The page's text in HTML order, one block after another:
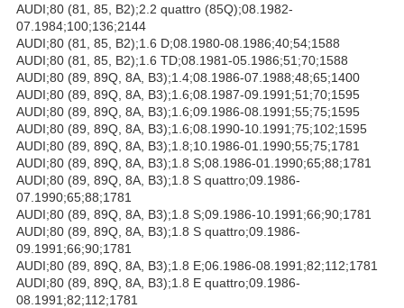
AUDI;80 (81, 85, B2);2.2 quattro (85Q);08.1982-
07.1984;100;136;2144
AUDI;80 (81, 85, B2);1.6 D;08.1980-08.1986;40;54;1588
AUDI;80 (81, 85, B2);1.6 TD;08.1981-05.1986;51;70;1588
AUDI;80 (89, 89Q, 8A, B3);1.4;08.1986-07.1988;48;65;1400
AUDI;80 (89, 89Q, 8A, B3);1.6;08.1987-09.1991;51;70;1595
AUDI;80 (89, 89Q, 8A, B3);1.6;09.1986-08.1991;55;75;1595
AUDI;80 (89, 89Q, 8A, B3);1.6;08.1990-10.1991;75;102;1595
AUDI;80 (89, 89Q, 8A, B3);1.8;10.1986-01.1990;55;75;1781
AUDI;80 (89, 89Q, 8A, B3);1.8 S;08.1986-01.1990;65;88;1781
AUDI;80 (89, 89Q, 8A, B3);1.8 S quattro;09.1986-
07.1990;65;88;1781
AUDI;80 (89, 89Q, 8A, B3);1.8 S;09.1986-10.1991;66;90;1781
AUDI;80 (89, 89Q, 8A, B3);1.8 S quattro;09.1986-
09.1991;66;90;1781
AUDI;80 (89, 89Q, 8A, B3);1.8 E;06.1986-08.1991;82;112;1781
AUDI;80 (89, 89Q, 8A, B3);1.8 E quattro;09.1986-
08.1991;82;112;1781